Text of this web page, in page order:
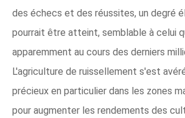
des échecs et des réussites, un degré
pourrait être atteint, semblable à celui
apparemment au cours des derniers
L'agriculture de ruissellement s'est
précieux en particulier dans les zones
pour augmenter les rendements des